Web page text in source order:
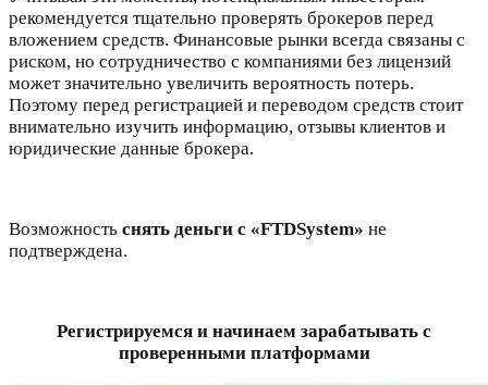
рекомендуется тщательно проверять брокеров перед
вложением средств. Финансовые рынки всегда связаны с
риском, но сотрудничество с компаниями без лицензий
может значительно увеличить вероятность потерь.
Поэтому перед регистрацией и переводом средств стоит
внимательно изучить информацию, отзывы клиентов и
юридические данные брокера.
Возможность снять деньги с «FTDSystem» не
подтверждена.
Регистрируемся и начинаем зарабатывать с
проверенными платформами